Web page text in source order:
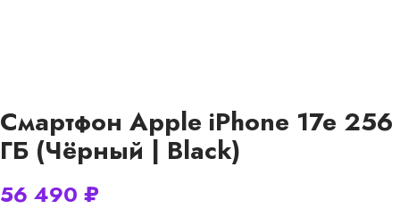
Смартфон Apple iPhone 17e 256
ГБ (Чёрный | Black)
56 490 ₽